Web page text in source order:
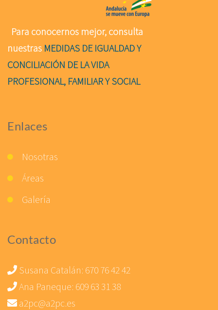
Para conocernos mejor, consulta
nuestras MEDIDAS DE IGUALDAD Y
CONCILIACIÓN DE LA VIDA
PROFESIONAL, FAMILIAR Y SOCIAL
Enlaces
Nosotras
Áreas
Galería
Contacto
Susana Catalán: 670 76 42 42
Ana Paneque: 609 63 31 38
a2pc@a2pc.es